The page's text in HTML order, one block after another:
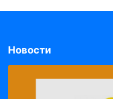
Новости